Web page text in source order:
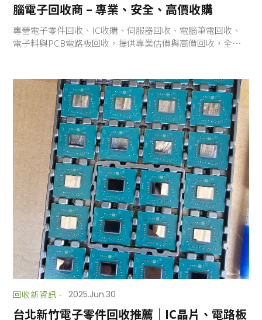
腦電子回收商 – 專業、安全、高價收購
專營電子零件回收、IC收購、伺服器回收、電腦筆電回收、
電子料與PCB電路板回收，提供專業估價與高價回收，全台
回收新資訊 - 2025.Jun.30
台北新竹電子零件回收推薦｜IC晶片、電路板